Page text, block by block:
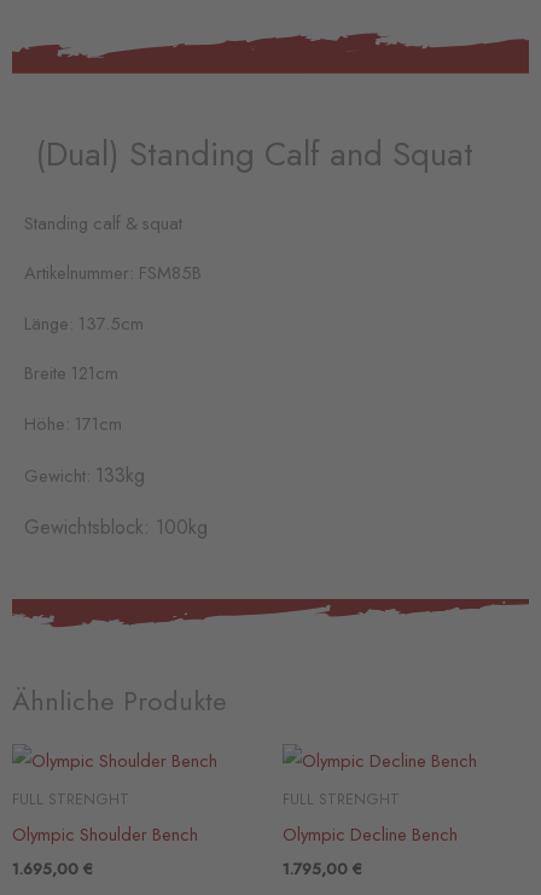
(Dual) Standing Calf and Squat
Standing calf & squat
Artikelnummer: FSM85B
Länge: 137.5cm
Breite 121cm
Höhe: 171cm
Gewicht: 133kg
Gewichtsblock: 100kg
Ähnliche Produkte
FULL STRENGHT
Olympic Shoulder Bench
1.695,00 €
FULL STRENGHT
Olympic Decline Bench
1.795,00 €